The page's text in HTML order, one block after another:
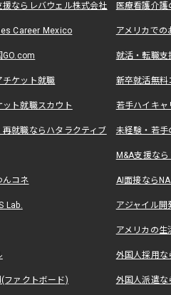
ならレバウェル株式会社 医療看護介
Career Mexico アメリカで
就活・転職
チケット就職 新卒就活無料
ト就職スカウト 若手ハイキ
就職ならハタラクティブ 未経験・若手
M&A支援な
んコネ AI面接なら
Lab. アジャイル
アメリカの
外国人採用
ファクトボード) 外国人派遣な